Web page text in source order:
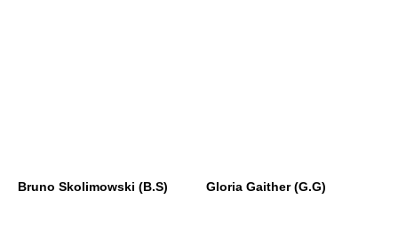
Bruno Skolimowski (B.S) Gloria Gaither (G.G)